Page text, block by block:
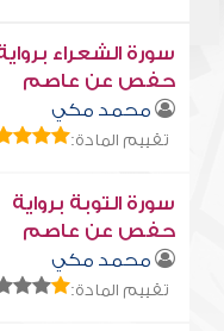
سورة الشعراء
حفص عن عاصم
محمد مكي
تقييم المادة:
سورة التوبة برواية
حفص عن عاصم
محمد مكي
تقييم المادة: